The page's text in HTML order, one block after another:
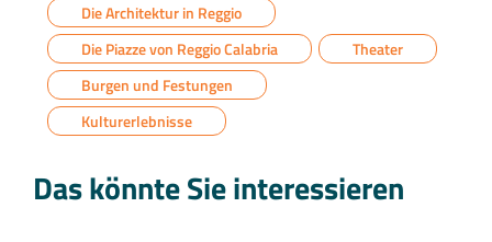
Die Architektur in Reggio
Die Piazze von Reggio Calabria
Theater
Burgen und Festungen
Kulturerlebnisse
Das könnte Sie interessieren